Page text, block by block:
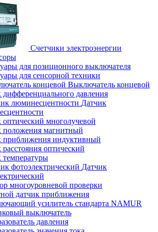
Счетчики электроэнергии
для позиционного выключателя
для сенсорной техники
Выключатель концевой
дифференциального давления
Датчик
оптический многолучевой
положения магнитный
приближения индуктивный
расстояния оптический
температуры
Датчик
многоуровневой проверки
датчик приближения
усилитель стандарта NAMUR
выключатель
давления